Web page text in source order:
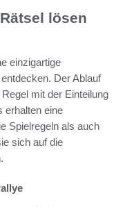
lösen
einzigartige
Der Ablauf
mit der Einteilung
erhalten eine
Spielregeln als auch
sich auf die